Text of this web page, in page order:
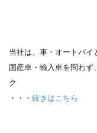
当社は、車・オートバイ
国産車・輸入車を問わ
ク
・・・ 続きはこちら